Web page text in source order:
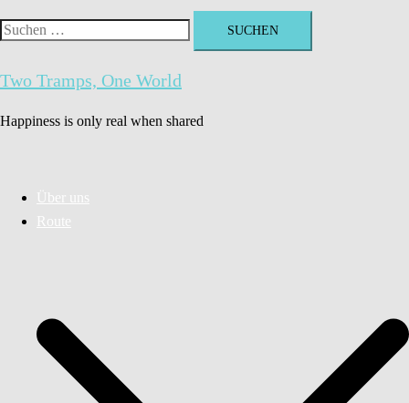
Suchen
Two Tramps, One World
Happiness is only real when shared
Über uns
Route